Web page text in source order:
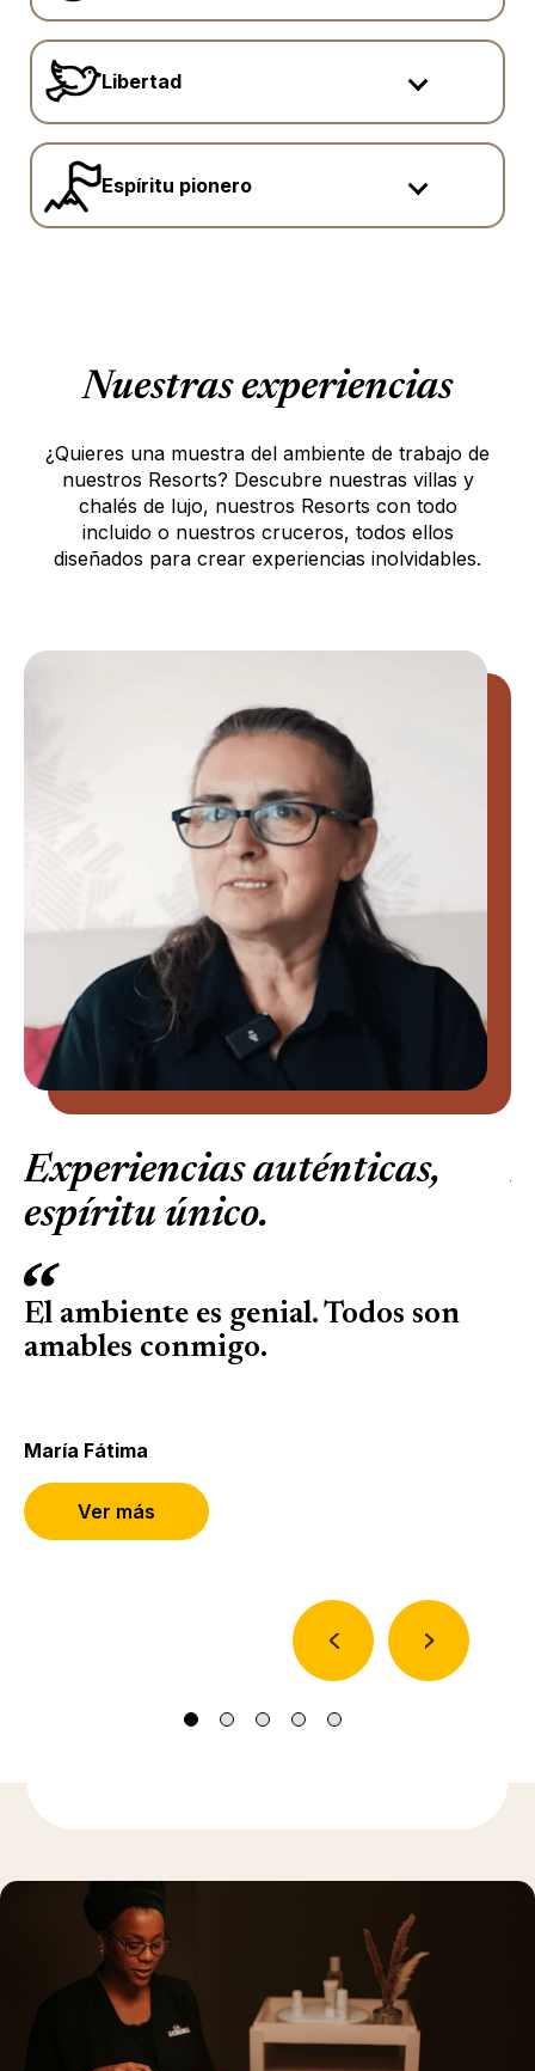
Libertad
Espíritu pionero
Nuestras experiencias
¿Quieres una muestra del ambiente de trabajo de
nuestros Resorts? Descubre nuestras villas y
chalés de lujo, nuestros Resorts con todo
incluido o nuestros cruceros, todos ellos
diseñados para crear experiencias inolvidables.
Experiencias auténticas,
espíritu único.
El ambiente es genial. Todos son
amables conmigo.
María Fátima
Ver más (Se abre en una nueva pestaña o
(Se abre en una ventana nueva)